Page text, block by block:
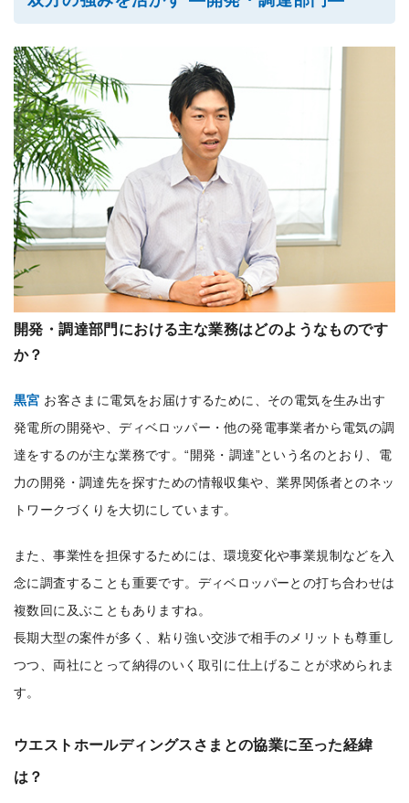
開発・調達部門における主な業務はどのようなものです
か？
黒宮 お客さまに電気をお届けするために、その電気を生み出す
発電所の開発や、ディベロッパー・他の発電事業者から電気の調
達をするのが主な業務です。“開発・調達”という名のとおり、電
力の開発・調達先を探すための情報収集や、業界関係者とのネッ
トワークづくりを大切にしています。
また、事業性を担保するためには、環境変化や事業規制などを入
念に調査することも重要です。ディベロッパーとの打ち合わせは
複数回に及ぶこともありますね。
長期大型の案件が多く、粘り強い交渉で相手のメリットも尊重し
つつ、両社にとって納得のいく取引に仕上げることが求められま
す。
ウエストホールディングスさまとの協業に至った経緯
は？